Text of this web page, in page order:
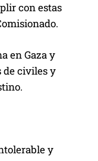
con estas
en Gaza y
de civiles y
y